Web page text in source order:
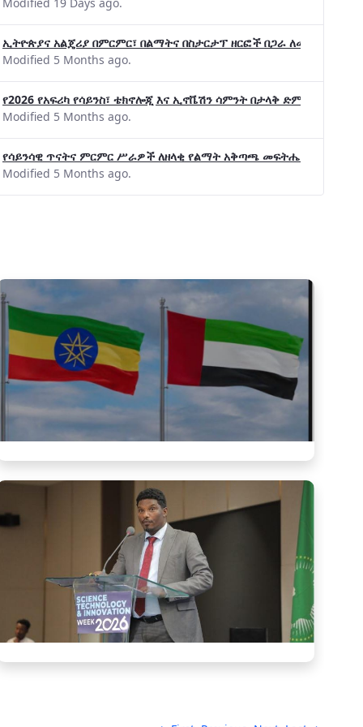
የልማት አጋሮች በአባልነት የየያዘ የኢኖቬሽን፣የዲጅታል
ኢትዮጵያና አልጄሪያ በምርምር፣ በልማትና በስታርታፕ ዘርፎች በጋራ ለመስራት መከሩ፡፡
Modified 5 Months ago.
የ2026 የአፍሪካ የሳይንስ፣ ቴክኖሎጂ እና ኢኖቬሽን ሳምንት በታላቅ ድምቀት
Modified 5 Months ago.
የሳይንሳዊ ጥናትና ምርምር ሥራዎች ለዘላቂ የልማት አቅጣጫ መፍትሔ ጠቋሚ
Modified 5 Months ago.